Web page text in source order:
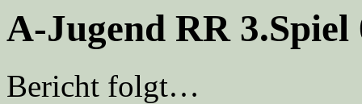
A-Jugend RR 3.Spiel
Bericht folgt…